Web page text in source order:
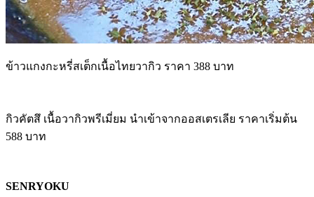
ข้าวแกงกะหรี่สเต็กเนื้อไทยวากิว ราคา 388 บาท
กิวคัตสึ เนื้อวากิวพรีเมี่ยม นำเข้าจากออสเตรเลีย ราคาเริ่มต้น
588 บาท
SENRYOKU